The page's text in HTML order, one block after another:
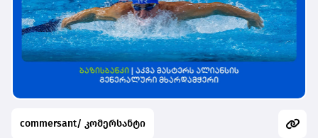
commersant/ კომერსანტი